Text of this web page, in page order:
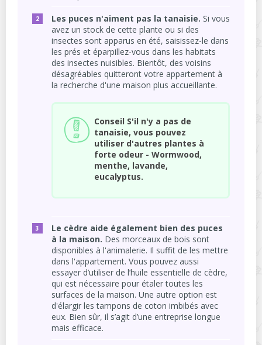
Les puces n'aiment pas la tanaisie. Si vous
avez un stock de cette plante ou si des
insectes sont apparus en été, saisissez-le dans
les prés et éparpillez-vous dans les habitats
des insectes nuisibles. Bientôt, des voisins
désagréables quitteront votre appartement à
la recherche d'une maison plus accueillante.
Conseil S'il n'y a pas de
tanaisie, vous pouvez
utiliser d'autres plantes à
forte odeur - Wormwood,
menthe, lavande,
eucalyptus.
Le cèdre aide également bien des puces
à la maison. Des morceaux de bois sont
disponibles à l'animalerie. Il suffit de les mettre
dans l'appartement. Vous pouvez aussi
essayer d’utiliser de l’huile essentielle de cèdre,
qui est nécessaire pour étaler toutes les
surfaces de la maison. Une autre option est
d'élargir les tampons de coton imbibés avec
eux. Bien sûr, il s’agit d’une entreprise longue
mais efficace.